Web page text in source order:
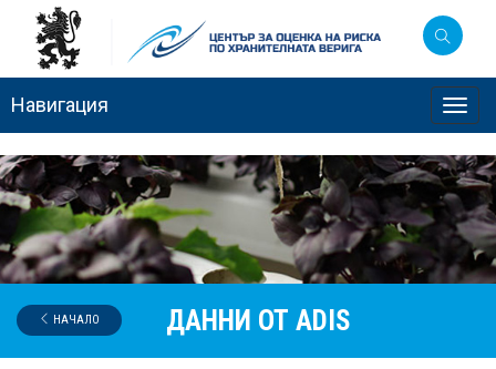
Навигация
ДАННИ ОТ ADIS
НАЧАЛО